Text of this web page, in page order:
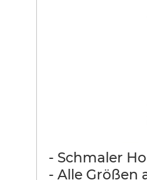
- Schmaler
- Alle Größen